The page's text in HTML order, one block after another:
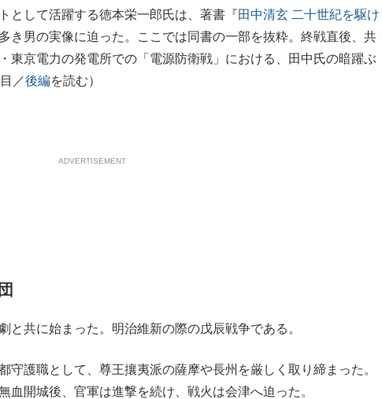
として活躍する徳本栄一郎氏は、著書『田中清玄 二十世紀を駆け
き男の実像に迫った。ここでは同書の一部を抜粋。終戦直後、共
東京電力の発電所での「電源防衛戦」における、田中氏の暗躍ぶ
／後編を読む）
ADVERTISEMENT
共に始まった。明治維新の際の戊辰戦争である。
護職として、尊王攘夷派の薩摩や長州を厳しく取り締まった。
血開城後、官軍は進撃を続け、戦火は会津へ迫った。